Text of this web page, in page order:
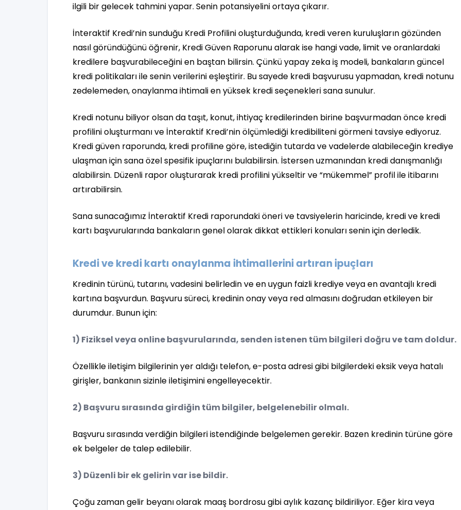
ilgili bir gelecek tahmini yapar. Senin potansiyelini ortaya çıkarır.
İnteraktif Kredi’nin sunduğu Kredi Profilini oluşturduğunda, kredi veren kuruluşların gözünden
nasıl göründüğünü öğrenir, Kredi Güven Raporunu alarak ise hangi vade, limit ve oranlardaki
kredilere başvurabileceğini en baştan bilirsin. Çünkü yapay zeka iş modeli, bankaların güncel
kredi politikaları ile senin verilerini eşleştirir. Bu sayede kredi başvurusu yapmadan, kredi notunu
zedelemeden, onaylanma ihtimali en yüksek kredi seçenekleri sana sunulur.
Kredi notunu biliyor olsan da taşıt, konut, ihtiyaç kredilerinden birine başvurmadan önce kredi
profilini oluşturmanı ve İnteraktif Kredi’nin ölçümlediği kredibiliteni görmeni tavsiye ediyoruz.
Kredi güven raporunda, kredi profiline göre, istediğin tutarda ve vadelerde alabileceğin krediye
ulaşman için sana özel spesifik ipuçlarını bulabilirsin. İstersen uzmanından kredi danışmanlığı
alabilirsin. Düzenli rapor oluşturarak kredi profilini yükseltir ve “mükemmel” profil ile itibarını
artırabilirsin.
Sana sunacağımız İnteraktif Kredi raporundaki öneri ve tavsiyelerin haricinde, kredi ve kredi
kartı başvurularında bankaların genel olarak dikkat ettikleri konuları senin için derledik.
Kredi ve kredi kartı onaylanma ihtimallerini artıran ipuçları
Kredinin türünü, tutarını, vadesini belirledin ve en uygun faizli krediye veya en avantajlı kredi
kartına başvurdun. Başvuru süreci, kredinin onay veya red almasını doğrudan etkileyen bir
durumdur. Bunun için:
1) Fiziksel veya online başvurularında, senden istenen tüm bilgileri doğru ve tam doldur.
Özellikle iletişim bilgilerinin yer aldığı telefon, e-posta adresi gibi bilgilerdeki eksik veya hatalı
girişler, bankanın sizinle iletişimini engelleyecektir.
2) Başvuru sırasında girdiğin tüm bilgiler, belgelenebilir olmalı.
Başvuru sırasında verdiğin bilgileri istendiğinde belgelemen gerekir. Bazen kredinin türüne göre
ek belgeler de talep edilebilir.
3) Düzenli bir ek gelirin var ise bildir.
Çoğu zaman gelir beyanı olarak maaş bordrosu gibi aylık kazanç bildiriliyor. Eğer kira veya